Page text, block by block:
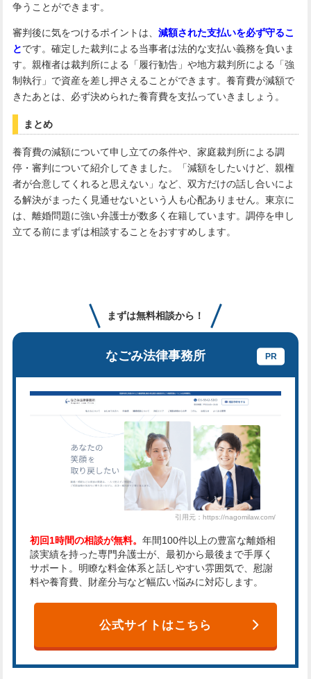
争うことができます。
審判後に気をつけるポイントは、 減額された支払いを必ず守るこ
とです。確定した裁判による当事者は法的な支払い義務を負いま
す。親権者は裁判所による「履行勧告」や地方裁判所による「強
制執行」で資産を差し押さえることができます。養育費が減額で
きたあとは、必ず決められた養育費を支払っていきましょう。
まとめ
養育費の減額について申し立ての条件や、家庭裁判所による調
停・審判について紹介してきました。「減額をしたいけど、親権
者が合意してくれると思えない」など、双方だけの話し合いによ
る解決がまったく見通せないという人も心配ありません。東京に
は、離婚問題に強い弁護士が数多く在籍しています。調停を申し
立てる前にまずは相談することをおすすめします。
まずは無料相談から！
なごみ法律事務所
引用元：https://nagomilaw.com/
初回1時間の相談が無料。 年間100件以上の豊富な離婚相
談実績を持った専門弁護士が、最初から最後まで手厚く
サポート。明瞭な料金体系と話しやすい雰囲気で、慰謝
料や養育費、財産分与など幅広い悩みに対応します。
公式サイトはこちら